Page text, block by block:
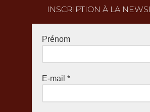
INSCRIPTION À LA
Prénom
E-mail *